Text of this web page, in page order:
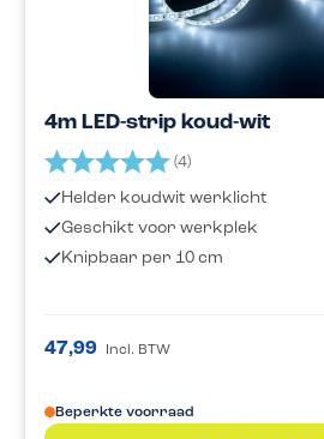
4m LED-strip koud-wit
Beoordeling: (4)
Helder koudwit werklicht
Geschikt voor werkplek
Knipbaar per 10 cm
47,99 Incl. BTW
Beperkte voorraad